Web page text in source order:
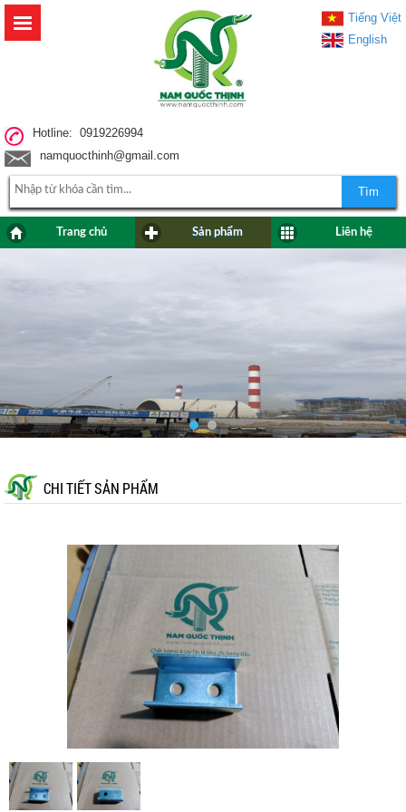
Hotline: 0919226994
namquocthinh@gmail.com
Tiếng Việt
English
Tìm
Trang chủ Sản phẩm Liên hệ
CHI TIẾT SẢN PHẨM